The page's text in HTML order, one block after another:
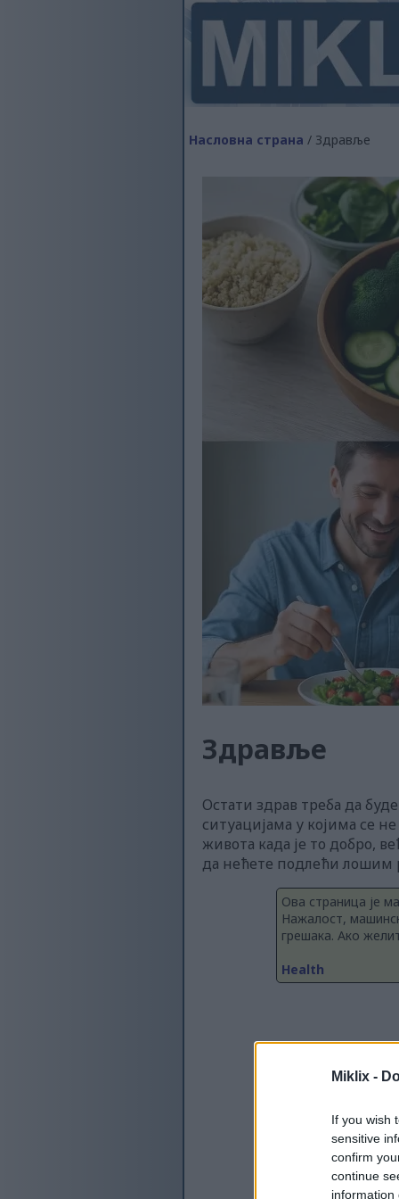
Miklix -
If you wish
sensitive
confirm
continue
information
Насловна страна / Здравље
Здравље
Остати здрав треба да
ситуацијама у којима се
живота када је то добро,
да нећете подлећи лошим
Ова страница је
Нажалост,
грешака. Ако
Health